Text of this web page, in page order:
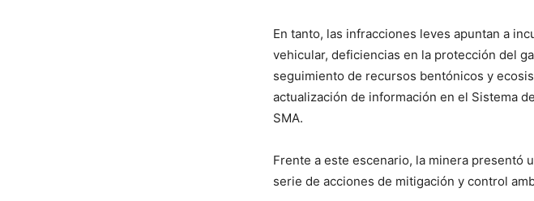
En tanto, las infracciones leves apuntan a
vehicular, deficiencias en la protección del
seguimiento de recursos bentónicos y
actualización de información en el Sistema
SMA.
Frente a este escenario, la minera presentó
serie de acciones de mitigación y control